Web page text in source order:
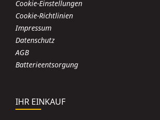
Cookie-Einstellungen
Cookie-Richtlinien
Impressum
Datenschutz
AGB
Batterieentsorgung
IHR EINKAUF